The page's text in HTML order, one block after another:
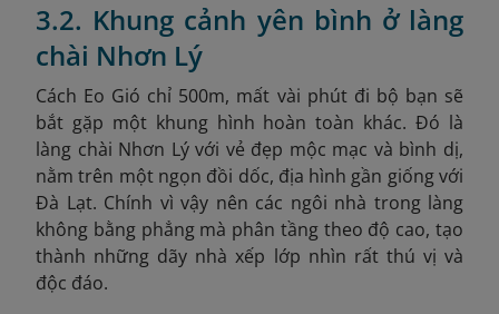
3.2. Khung cảnh yên bình ở làng
chài Nhơn Lý
Cách Eo Gió chỉ 500m, mất vài phút đi bộ bạn sẽ
bắt gặp một khung hình hoàn toàn khác. Đó là
làng chài Nhơn Lý với vẻ đẹp mộc mạc và bình dị,
nằm trên một ngọn đồi dốc, địa hình gần giống với
Đà Lạt. Chính vì vậy nên các ngôi nhà trong làng
không bằng phẳng mà phân tầng theo độ cao, tạo
thành những dãy nhà xếp lớp nhìn rất thú vị và
độc đáo.